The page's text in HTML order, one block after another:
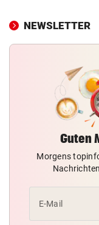
NEWSLETTER
Guten
Morgens
E-Mail